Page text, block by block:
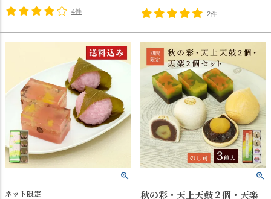
4件 2件
ネット限定
秋の彩・天上天鼓２個・天楽